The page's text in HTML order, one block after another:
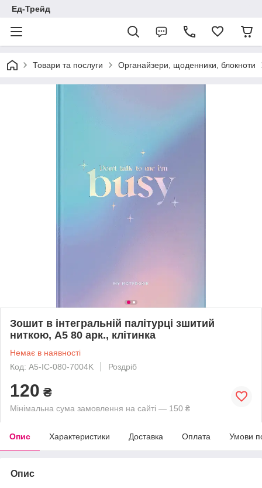
Ед-Трейд
Товари та послуги Органайзери, щоденники, блокноти
Зошит в інтегральній палітурці зшитий
ниткою, A5 80 арк., клітинка
Немає в наявності
Код: A5-IC-080-7004K
Роздріб
120 ₴
Мінімальна сума замовлення на сайті — 150 ₴
Опис Характеристики Доставка Оплата Умови
Опис